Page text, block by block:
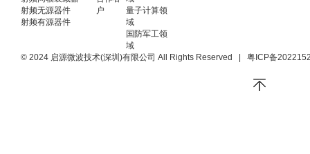
射频无源器件
射频有源器件
户
量子计算领
域
国防军工领
域
© 2024 启源微波技术(深圳)有限公司 All Rights Reserved 粤ICP备